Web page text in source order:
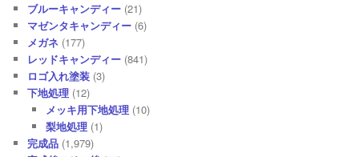
ブルーキャンディー (21)
マゼンタキャンディー (6)
メガネ (177)
レッドキャンディー (841)
ロゴ入れ塗装 (3)
下地処理 (12)
メッキ用下地処理(10)
梨地処理(1)
完成品 (1,979)